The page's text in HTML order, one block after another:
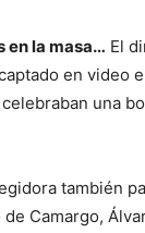
en la masa… El
en video
una
también
Camargo,